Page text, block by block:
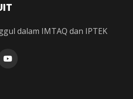
dalam IMTAQ dan IPTEK